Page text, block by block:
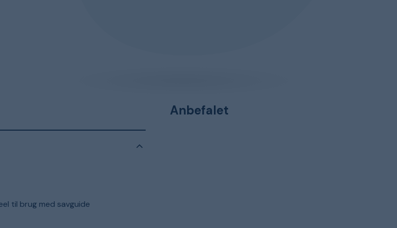
til brug med savguide
Anbefalet